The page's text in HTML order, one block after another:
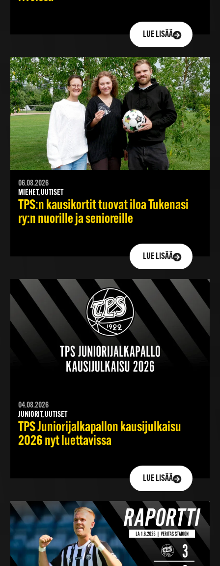
LUE LISÄÄ
06.08.2026
MIEHET, UUTISET
TPS:n kausikortit tuovat iloa Tukenasi
ry:n nuorille ja senioreille
LUE LISÄÄ
04.08.2026
JUNIORIT, UUTISET
TPS Juniorijalkapallon kausijulkaisu
2026 nyt luettavissa
LUE LISÄÄ